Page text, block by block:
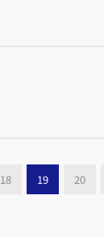
18 19 20